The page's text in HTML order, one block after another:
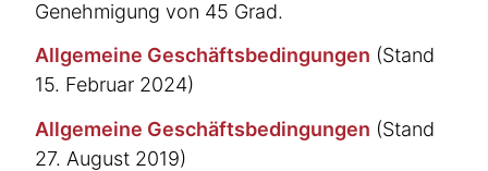
Genehmigung von 45 Grad.
Allgemeine Geschäfts­be­din­gungen (Stand
15. Februar 2024)
Allgemeine Geschäfts­be­din­gungen (Stand
27. August 2019)